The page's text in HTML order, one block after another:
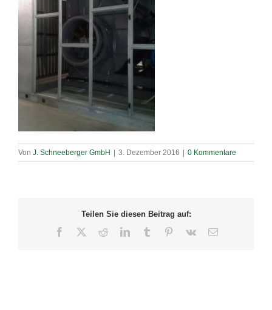
Von J. Schneeberger GmbH 3. Dezember 2016 0 Kommentare
Teilen Sie diesen Beitrag auf:
Facebook RedditLinkedInTumblr Pinterest
Vk
E-